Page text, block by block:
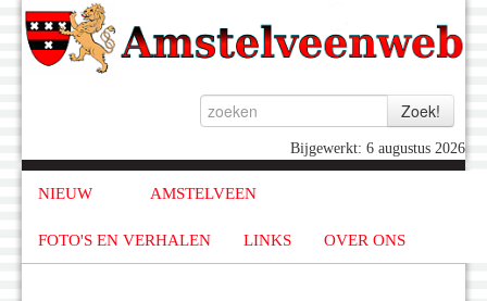
Bijgewerkt: 6 augustus 2026
NIEUW AMSTELVEEN
FOTO'S EN VERHALEN LINKS OVER ONS